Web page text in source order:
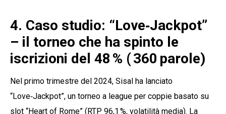
4. Caso studio: “Love‑Jackpot”
– il torneo che ha spinto le
iscrizioni del 48 % ( 360 parole)
Nel primo trimestre del 2024, Sisal ha lanciato
“Love‑Jackpot”, un torneo a league per coppie basato su
slot “Heart of Rome” (RTP 96,1 %, volatilità media). La